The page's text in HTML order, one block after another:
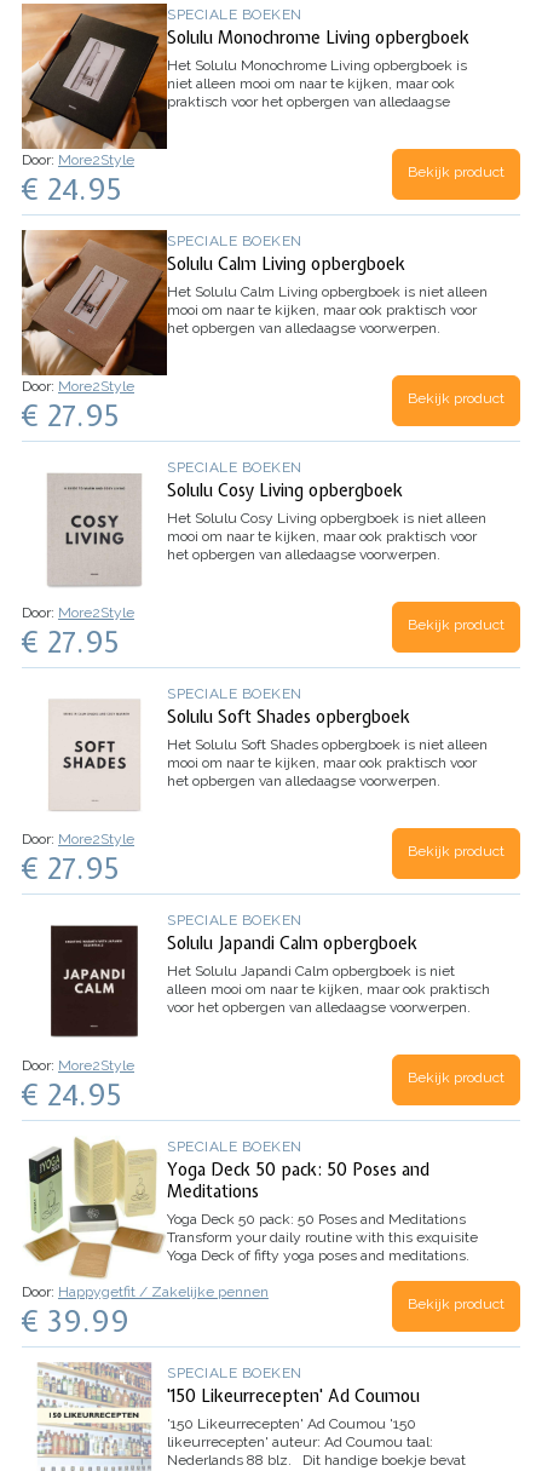
SPECIALE BOEKEN
Solulu Monochrome Living opbergboek
Het Solulu Monochrome Living opbergboek is
niet alleen mooi om naar te kijken, maar ook
praktisch voor het opbergen van alledaagse
Door: More2Style
€ 24.95 Bekijk product
SPECIALE BOEKEN
Solulu Calm Living opbergboek
Het Solulu Calm Living opbergboek is niet alleen
mooi om naar te kijken, maar ook praktisch voor
het opbergen van alledaagse voorwerpen.
Door: More2Style
€ 27.95 Bekijk product
SPECIALE BOEKEN
Solulu Cosy Living opbergboek
Het Solulu Cosy Living opbergboek is niet alleen
mooi om naar te kijken, maar ook praktisch voor
het opbergen van alledaagse voorwerpen.
Door: More2Style
€ 27.95 Bekijk product
SPECIALE BOEKEN
Solulu Soft Shades opbergboek
Het Solulu Soft Shades opbergboek is niet alleen
mooi om naar te kijken, maar ook praktisch voor
het opbergen van alledaagse voorwerpen.
Door: More2Style
€ 27.95 Bekijk product
SPECIALE BOEKEN
Solulu Japandi Calm opbergboek
Het Solulu Japandi Calm opbergboek is niet
alleen mooi om naar te kijken, maar ook praktisch
voor het opbergen van alledaagse voorwerpen.
Door: More2Style
€ 24.95 Bekijk product
SPECIALE BOEKEN
Yoga Deck 50 pack: 50 Poses and
Meditations
Yoga Deck 50 pack: 50 Poses and Meditations
Transform your daily routine with this exquisite
Yoga Deck of fifty yoga poses and meditations.
each card provides clear instructions, benefits,
Door: Happygetfit / Zakelijke pennen
€ 39.99 Bekijk product
SPECIALE BOEKEN
'150 Likeurrecepten' Ad Coumou
'150 Likeurrecepten' Ad Coumou '150
likeurrecepten' auteur: Ad Coumou taal:
Nederlands 88 blz. Dit handige boekje bevat